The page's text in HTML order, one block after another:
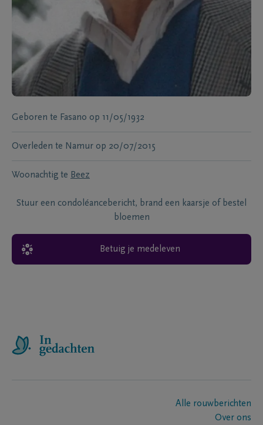
Geboren te Fasano op 11/05/1932
Overleden te Namur op 20/07/2015
Woonachtig te Beez
Stuur een condoléancebericht, brand een kaarsje of bestel
bloemen
Betuig je medeleven
Alle rouwberichten
Over ons